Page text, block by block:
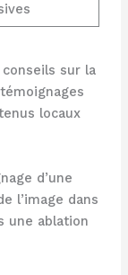
sur la
locaux
d’une
l’image dans
une ablation